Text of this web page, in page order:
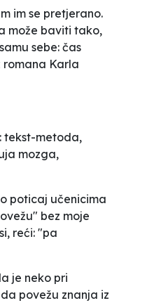
im se pretjerano.
može baviti tako,
sebe: čas
romana Karla
tekst-metoda,
mozga,
poticaj učenicima
bez moje
reći: "pa
je neko pri
povežu znanja iz